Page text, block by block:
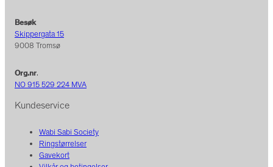
Besøk
Skippergata 15
9008 Tromsø
Org.nr.
NO 915 529 224 MVA
Kundeservice
Wabi Sabi Society
Ringstørrelser
Gavekort